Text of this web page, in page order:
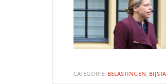
CATEGORIE: BELASTINGEN ,